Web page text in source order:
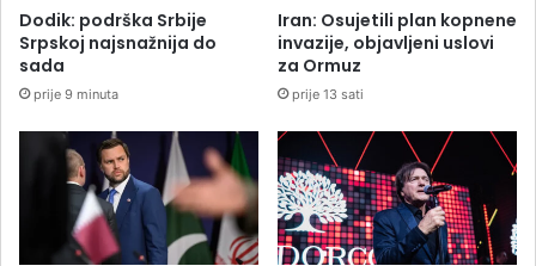
Dodik: podrška Srbije
Srpskoj najsnažnija do
sada
prije 9 minuta
Iran: Osujetili plan kopnene
invazije, objavljeni uslovi
za Ormuz
prije 13 sati